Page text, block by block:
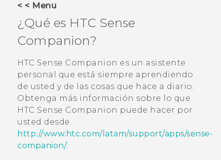
VIVERSE
AYUDA
HTC Devices & Accessories
Video Tutorials
< < Menu
¿Qué es HTC Sense
Companion?
HTC Sense Companion es un asistente
personal que está siempre aprendiendo
de usted y de las cosas que hace a diario.
Obtenga más información sobre lo que
HTC Sense Companion puede hacer por
usted desde
http://www.htc.com/latam/support/apps/sense-
companion/.